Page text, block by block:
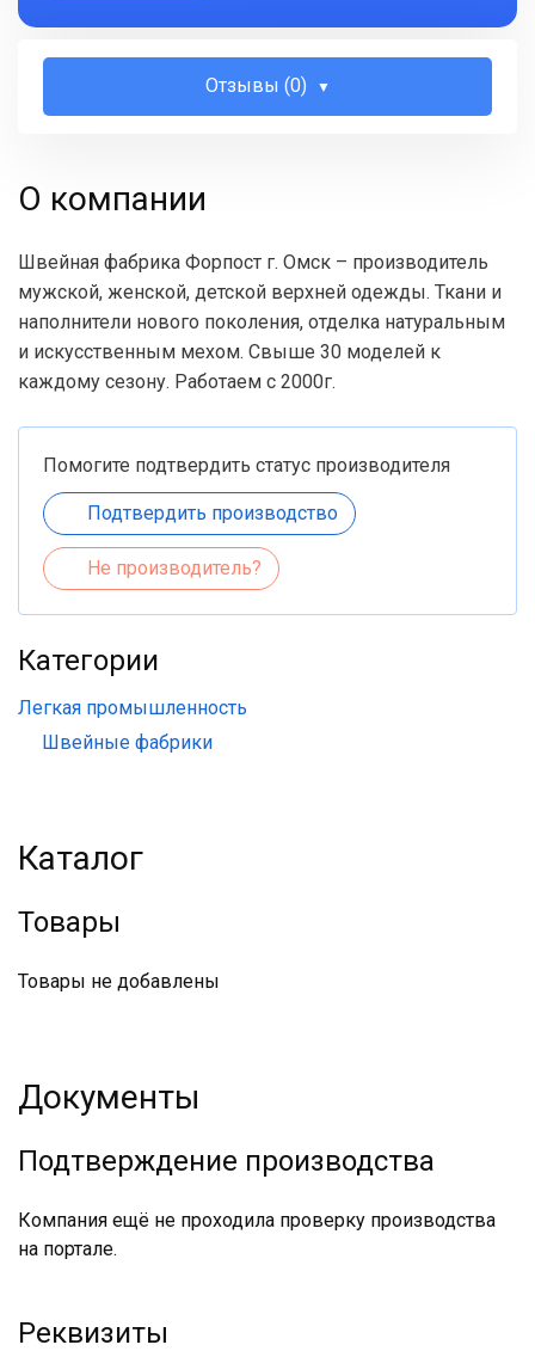
Отзывы (0)
О компании
Швейная фабрика Форпост г. Омск – производитель
мужской, женской, детской верхней одежды. Ткани и
наполнители нового поколения, отделка натуральным
и искусственным мехом. Свыше 30 моделей к
каждому сезону. Работаем с 2000г.
Помогите подтвердить статус производителя
Подтвердить производство
Не производитель?
Категории
Легкая промышленность
Швейные фабрики
Каталог
Товары
Товары не добавлены
Документы
Подтверждение производства
Компания ещё не проходила проверку производства
на портале.
Реквизиты